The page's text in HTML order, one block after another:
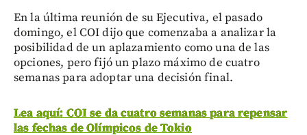
En la última reunión de su Ejecutiva, el pasado
domingo, el COI dijo que comenzaba a analizar la
posibilidad de un aplazamiento como una de las
opciones, pero fijó un plazo máximo de cuatro
semanas para adoptar una decisión final.
Lea aquí: COI se da cuatro semanas para repensar
las fechas de Olímpicos de Tokio